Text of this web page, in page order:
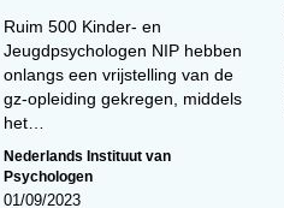
Ruim 500 Kinder- en
Jeugdpsychologen NIP hebben
onlangs een vrijstelling van de
gz-opleiding gekregen, middels
het…
Nederlands Instituut van
Psychologen
01/09/2023